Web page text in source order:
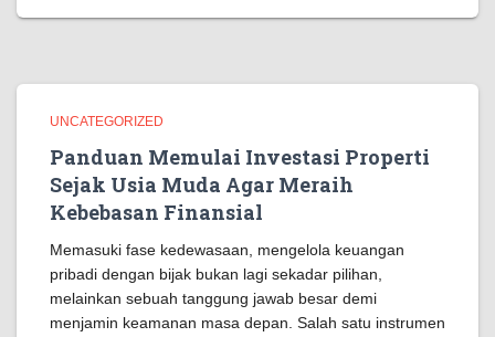
UNCATEGORIZED
Panduan Memulai Investasi Properti
Sejak Usia Muda Agar Meraih
Kebebasan Finansial
Memasuki fase kedewasaan, mengelola keuangan
pribadi dengan bijak bukan lagi sekadar pilihan,
melainkan sebuah tanggung jawab besar demi
menjamin keamanan masa depan. Salah satu instrumen